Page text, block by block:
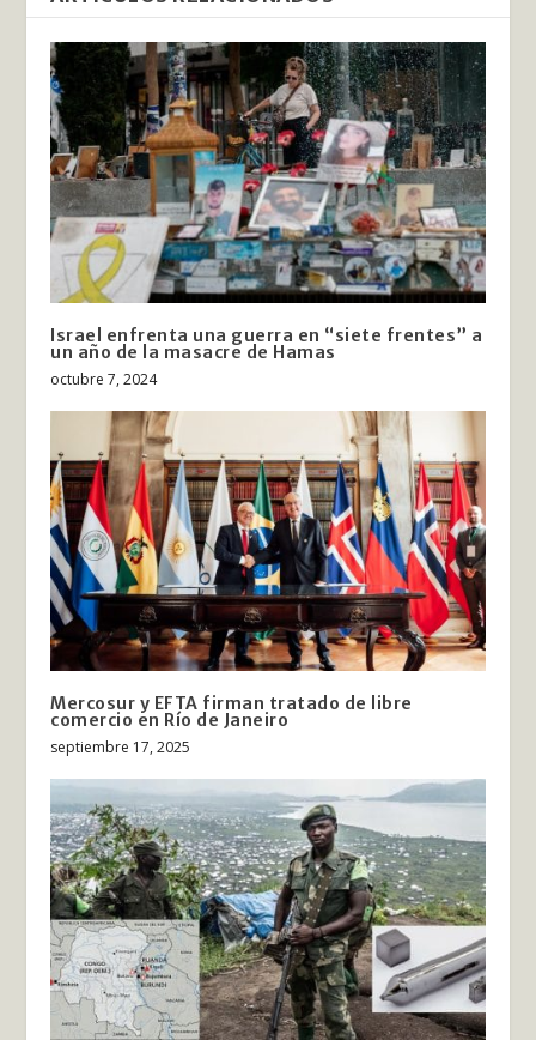
Israel enfrenta una guerra en “siete frentes” a
un año de la masacre de Hamas
octubre 7, 2024
Mercosur y EFTA firman tratado de libre
comercio en Río de Janeiro
septiembre 17, 2025